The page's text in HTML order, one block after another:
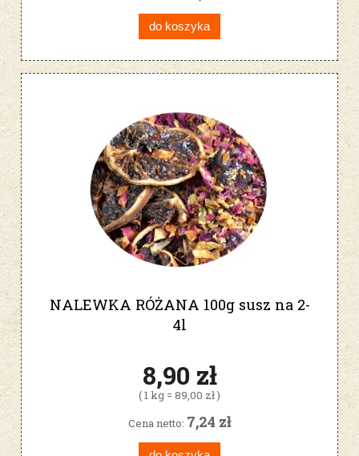
do koszyka
NALEWKA RÓŻANA 100g susz na 2-
4l
8,90 zł
( 1 kg = 89,00 zł )
Cena netto: 7,24 zł